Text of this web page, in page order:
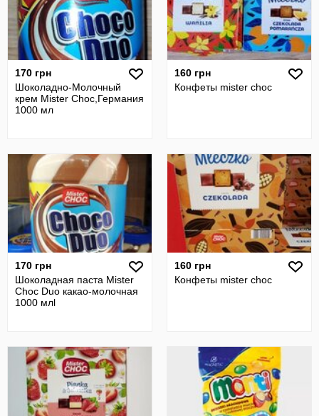
170 грн
Шоколадно-Молочный
крем Mister Choc,Германия
1000 мл
160 грн
Конфеты mister choc
170 грн
Шоколадная паста Mister
Choc Duo какао-молочная
1000 млl
160 грн
Конфеты mister choc